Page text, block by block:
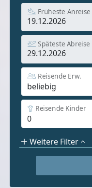
Früheste Anreise
Späteste Abreise
Reisende Erw.
Reisende Kinder
Weitere Filter